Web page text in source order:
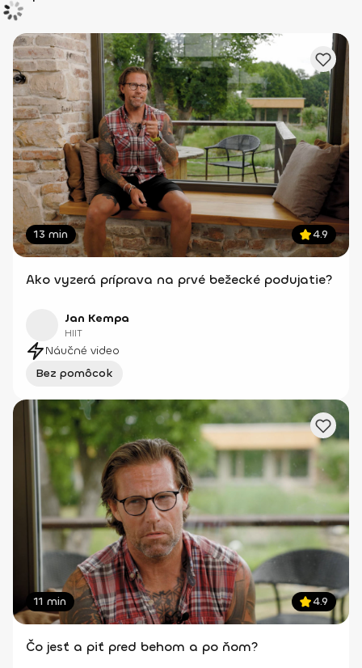
13 min 4.9
Ako vyzerá príprava na prvé bežecké podujatie?
Jan Kempa
HIIT
Náučné video
Bez pomôcok
11 min 4.9
Čo jesť a piť pred behom a po ňom?